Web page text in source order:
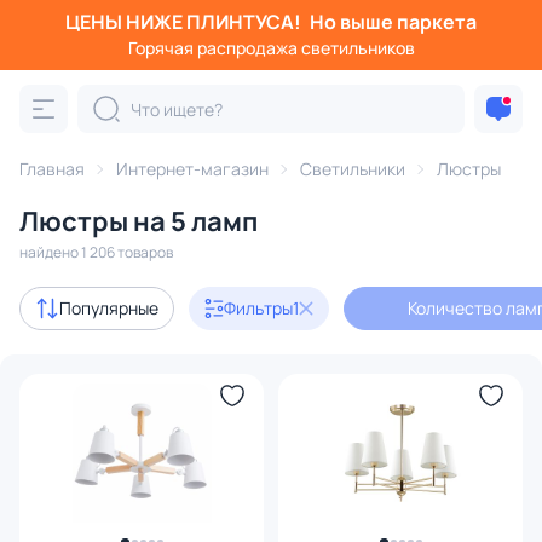
ЦЕНЫ НИЖЕ ПЛИНТУСА! Но выше паркета
Горячая распродажа светильников
Главная Интернет-магазин Светильники Люстры
Люстры на 5 ламп
найдено 1 206 товаров
Популярные Фильтры1 Количество
Фильтры
Категория:
подвесные потолочные
Акции 107
Дизайнерский свет 142
В наличии 755